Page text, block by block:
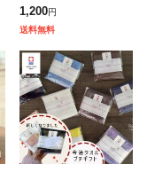
バスタオル 1枚 タオル
国産 日本製 最高級 吸
イ
1,200円
送料無料